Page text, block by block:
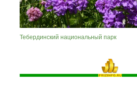
Тебердинский национальный парк